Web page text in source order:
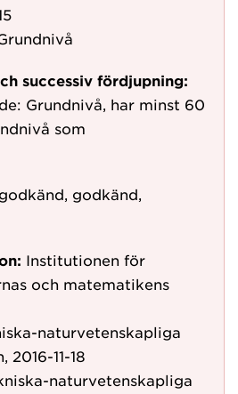
successiv fördjupning:
Grundnivå, har minst 60
som
godkänd,
Institutionen för
och matematikens
naturvetenskapliga
11-18
naturvetenskapliga